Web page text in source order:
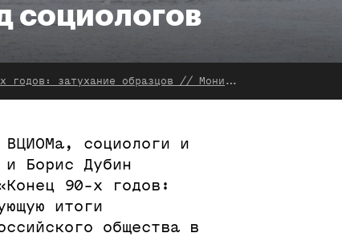
социологов
// Мониторинг общественного мнения. 2001. № 1
социологи и
и Борис Дубин
90-х годов:
итоги
общества в